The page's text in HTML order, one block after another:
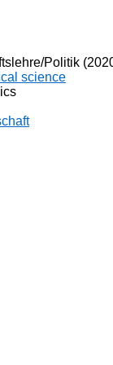
Politik
science